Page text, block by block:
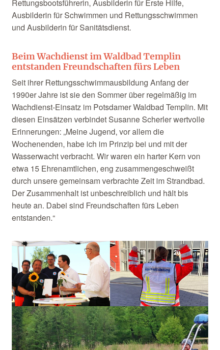
Rettungsbootsführerin, Ausbilderin für Erste Hilfe,
Ausbilderin für Schwimmen und Rettungsschwimmen
und Ausbilderin für Sanitätsdienst.
Beim Wachdienst im Waldbad Templin
entstanden Freundschaften fürs Leben
Seit ihrer Rettungsschwimmausbildung Anfang der
1990er Jahre ist sie den Sommer über regelmäßig im
Wachdienst-Einsatz im Potsdamer Waldbad Templin. Mit
diesen Einsätzen verbindet Susanne Scherler wertvolle
Erinnerungen: „Meine Jugend, vor allem die
Wochenenden, habe ich im Prinzip bei und mit der
Wasserwacht verbracht. Wir waren ein harter Kern von
etwa 15 Ehrenamtlichen, eng zusammengeschweißt
durch unsere gemeinsam verbrachte Zeit im Strandbad.
Der Zusammenhalt ist unbeschreiblich und hält bis
heute an. Dabei sind Freundschaften fürs Leben
entstanden.“